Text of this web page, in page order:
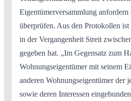
Eigentümerversammlung anfordern
überprüfen. Aus den Protokollen ist
in der Vergangenheit Streit
gegeben hat. „Im Gegensatz zum
Wohnungseigentümer mit seinem
anderen Wohnungseigentümer der
sowie deren Interessen